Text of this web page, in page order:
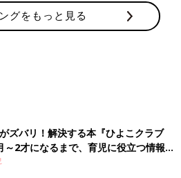
グをもっと見る
ズバリ！解決する本『ひよこクラブ
2才になるまで、育児に役立つ情報が